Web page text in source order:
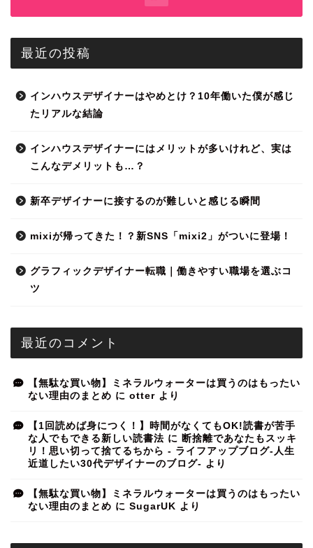
最近の投稿
インハウスデザイナーはやめとけ？10年働いた僕が感じ
たリアルな結論
インハウスデザイナーにはメリットが多いけれど、実は
こんなデメリットも…？
新卒デザイナーに接するのが難しいと感じる瞬間
mixiが帰ってきた！？新SNS「mixi2」がついに登場！
グラフィックデザイナー転職｜働きやすい職場を選ぶコ
ツ
最近のコメント
【無駄な買い物】ミネラルウォーターは買うのはもったい
ない理由のまとめ に otter より
【1回読めば身につく！】時間がなくてもOK!読書が苦手
な人でもできる新しい読書法 に 断捨離であなたもスッキ
リ！思い切って捨てるちから - ライフアップブログ-人生
近道したい30代デザイナーのブログ- より
【無駄な買い物】ミネラルウォーターは買うのはもったい
ない理由のまとめ に SugarUK より